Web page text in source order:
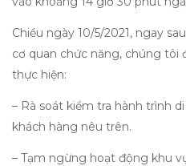
Chiều ngày 10/5/2021, ngay
cơ quan chức năng, chúng tôi
thực hiện:
– Rà soát kiểm tra hành trình
khách hàng nêu trên.
– Tạm ngừng hoạt động khu